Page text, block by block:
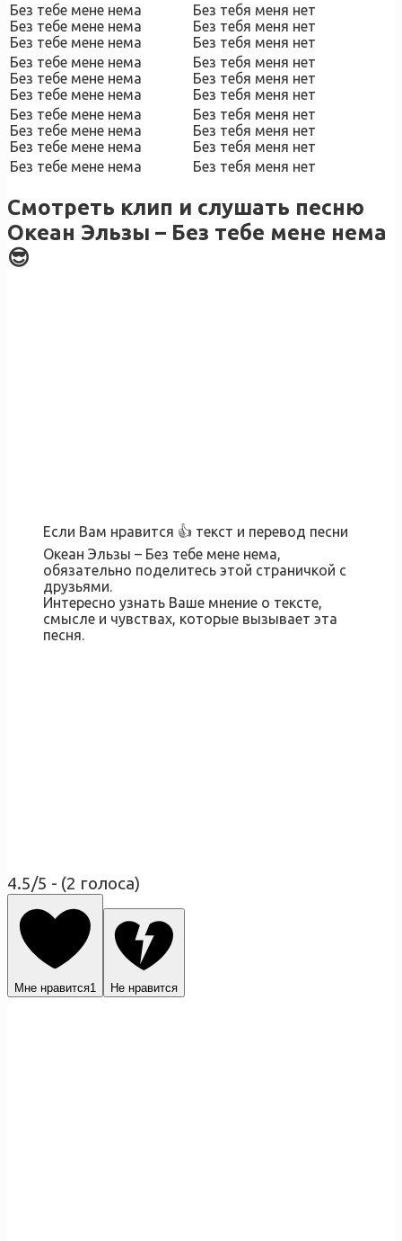
Без тебе мене нема
Без тебе мене нема
Без тебе мене нема
Без тебя меня нет
Без тебя меня нет
Без тебя меня нет
Без тебе мене нема
Без тебе мене нема
Без тебе мене нема
Без тебя меня нет
Без тебя меня нет
Без тебя меня нет
Без тебе мене нема
Без тебе мене нема
Без тебе мене нема
Без тебя меня нет
Без тебя меня нет
Без тебя меня нет
Без тебе мене нема
Без тебя меня нет
Смотреть клип и слушать песню
Океан Эльзы – Без тебе мене нема
😎
Если Вам нравится 👍 текст и перевод песни
Океан Эльзы – Без тебе мене нема,
обязательно поделитесь этой страничкой с
друзьями.
Интересно узнать Ваше мнение о тексте,
смысле и чувствах, которые вызывает эта
песня.
4.5/5 - (2 голоса)
Мне нравится1 Не нравится